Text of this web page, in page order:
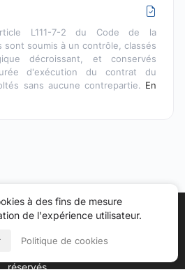
L111-7-2 du Code de la
sont soumis à un contrôle, classés
décroissant, et conservés
d'exécution du contrat du
sans aucune contrepartie. En
Catégories CGU
Cookies
réservés.
à des fins de mesure
de l'expérience utilisateur.
Politique de cookies